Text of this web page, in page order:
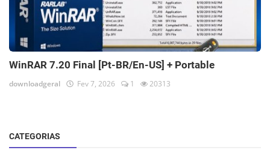
WinRAR 7.20 Final [Pt-BR/En-US] + Portable
downloadgeral Fev 7, 2026 1 20313
CATEGORIAS